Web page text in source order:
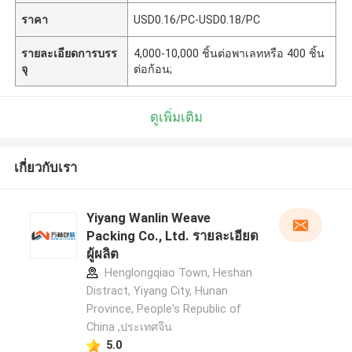
ราคา USD0.16/PC-USD0.18/PC
รายละเอียดการบรร
จุ
4,000-10,000 ชิ้นต่อพาเลทหรือ 400 ชิ้น
ต่อก้อน;
ดูเพิ่มเติม
เกี่ยวกับเรา
Yiyang Wanlin Weave
Packing Co., Ltd. รายละเอียด
ผู้ผลิต
Henglongqiao Town, Heshan
Distract, Yiyang City, Hunan
Province, People's Republic of
China ,ประเทศจีน
5.0